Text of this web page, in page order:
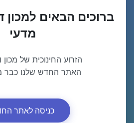
ברוכים הבאים למכון
מדעי
הזרוע החינוכית של מכון
האתר החדש שלנו כבר
כניסה לאתר